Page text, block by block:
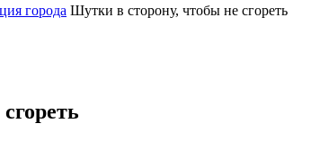
города Шутки в сторону, чтобы не сгореть